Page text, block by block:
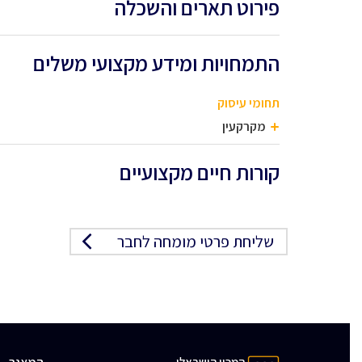
פירוט תארים והשכלה
התמחויות ומידע מקצועי משלים
תחומי עיסוק
מקרקעין
קורות חיים מקצועיים
שליחת פרטי מומחה לחבר